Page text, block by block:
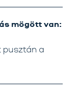
mögött van:
pusztán a